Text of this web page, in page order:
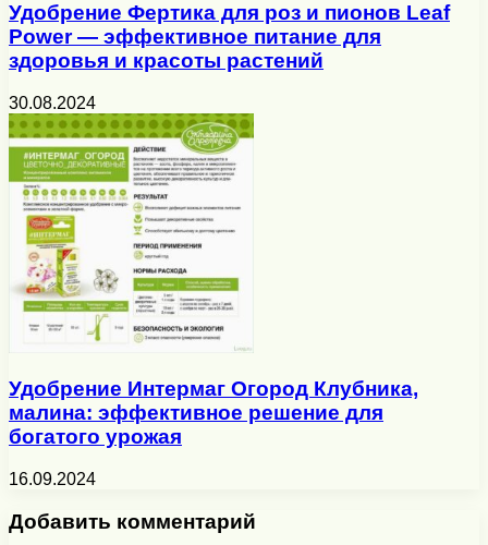
Удобрение Фертика для роз и пионов Leaf
Power — эффективное питание для
здоровья и красоты растений
30.08.2024
Удобрение Интермаг Огород Клубника,
малина: эффективное решение для
богатого урожая
16.09.2024
Добавить комментарий